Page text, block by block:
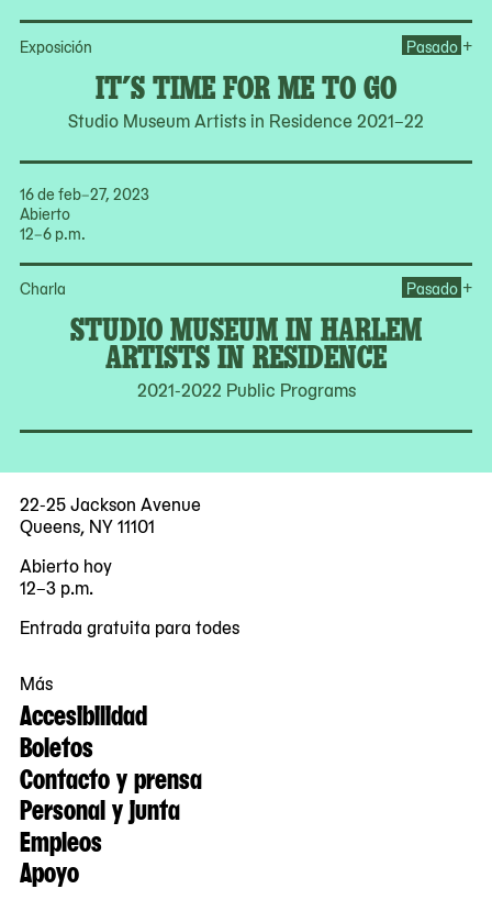
Exposición
IT’S TIME FOR ME TO GO
Studio Museum Artists in Residence 2021–22
Pasado +
16 de feb–27, 2023
Abierto
12–6 p.m.
Charla
STUDIO MUSEUM IN HARLEM
ARTISTS IN RESIDENCE
2021-2022 Public Programs
Pasado +
22-25 Jackson Avenue
Queens, NY 11101
Abierto hoy
12–3 p.m.
Entrada gratuita para todes
Más
Accesibilidad
Boletos
Contacto y prensa
Personal y junta
Empleos
Apoyo